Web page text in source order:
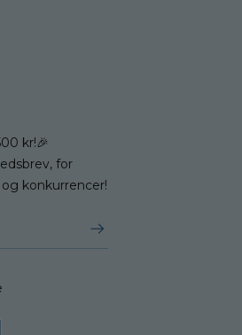
kr!🎉
for
konkurrencer!